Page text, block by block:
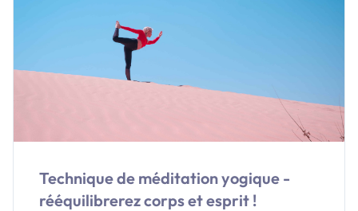
Technique de méditation yogique -
rééquilibrerez corps et esprit !